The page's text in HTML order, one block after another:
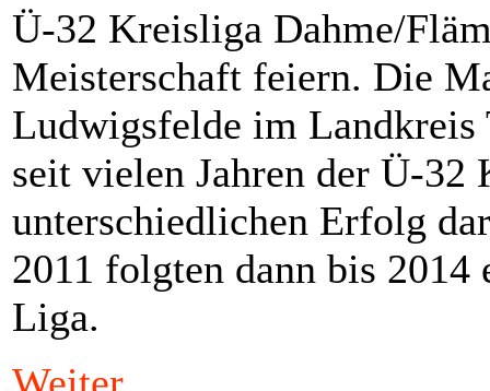
Ü-32 Kreisliga Dahme/
Meisterschaft feiern. Die
Ludwigsfelde im Landkreis
seit vielen Jahren der Ü-
unterschiedlichen Erfolg
2011 folgten dann bis
Liga.